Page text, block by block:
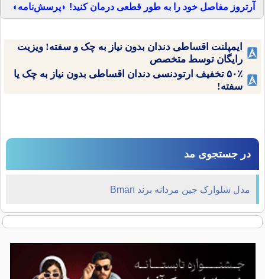
آرتروز مفاصل خود را به طور قطعی درمان کنید! ◗پرسش‌نامه◖
ایمپلنت اقساطی دندان بدون نیاز به چک و سفته! ویزیت
رایگان توسط متخصص
۵۰٪ تخفیف ارتودنسی دندان اقساطی بدون نیاز به چک یا
سفته!
در جستجوی مد
مدل شلوارک جین مردانه برند Bman